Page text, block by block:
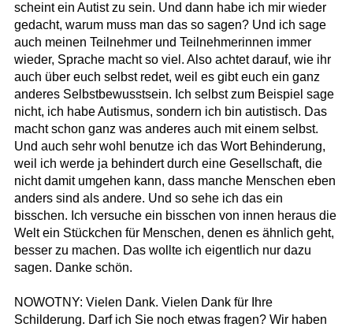
scheint ein Autist zu sein. Und dann habe ich mir wieder
gedacht, warum muss man das so sagen? Und ich sage
auch meinen Teilnehmer und Teilnehmerinnen immer
wieder, Sprache macht so viel. Also achtet darauf, wie ihr
auch über euch selbst redet, weil es gibt euch ein ganz
anderes Selbstbewusstsein. Ich selbst zum Beispiel sage
nicht, ich habe Autismus, sondern ich bin autistisch. Das
macht schon ganz was anderes auch mit einem selbst.
Und auch sehr wohl benutze ich das Wort Behinderung,
weil ich werde ja behindert durch eine Gesellschaft, die
nicht damit umgehen kann, dass manche Menschen eben
anders sind als andere. Und so sehe ich das ein
bisschen. Ich versuche ein bisschen von innen heraus die
Welt ein Stückchen für Menschen, denen es ähnlich geht,
besser zu machen. Das wollte ich eigentlich nur dazu
sagen. Danke schön.
NOWOTNY: Vielen Dank. Vielen Dank für Ihre
Schilderung. Darf ich Sie noch etwas fragen? Wir haben